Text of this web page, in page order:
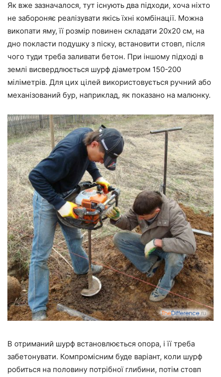
Як вже зазначалося, тут існують два підходи, хоча ніхто
не забороняє реалізувати якісь їхні комбінації. Можна
викопати яму, її розмір повинен складати 20х20 см, на
дно покласти подушку з піску, встановити стовп, після
чого туди треба заливати бетон. При іншому підході в
землі висвердлюється шурф діаметром 150-200
міліметрів. Для цих цілей використовується ручний або
механізований бур, наприклад, як показано на малюнку.
В отриманий шурф встановлюється опора, і її треба
забетонувати. Компромісним буде варіант, коли шурф
робиться на половину потрібної глибини, потім стовп